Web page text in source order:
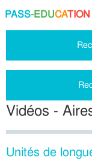
PASS-EDUCATION
Vidéos -
Unités de